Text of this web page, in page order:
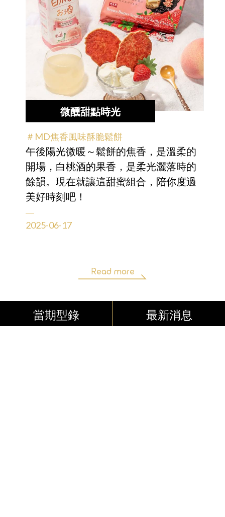
微醺甜點時光
＃MD焦香風味酥脆鬆餅
午後陽光微暖～鬆餅的焦香，是溫柔的
開場，白桃酒的果香，是柔光灑落時的
餘韻。現在就讓這甜蜜組合，陪你度過
美好時刻吧！
2025-06-17
Read more
當期型錄 最新消息